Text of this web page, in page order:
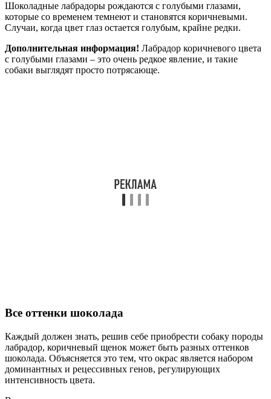
Шоколадные лабрадоры рождаются с голубыми глазами,
которые со временем темнеют и становятся коричневыми.
Случаи, когда цвет глаз остается голубым, крайне редки.
Дополнительная информация! Лабрадор коричневого цвета
с голубыми глазами – это очень редкое явление, и такие
собаки выглядят просто потрясающе.
Все оттенки шоколада
Каждый должен знать, решив себе приобрести собаку породы
лабрадор, коричневый щенок может быть разных оттенков
шоколада. Объясняется это тем, что окрас является набором
доминантных и рецессивных генов, регулирующих
интенсивность цвета.